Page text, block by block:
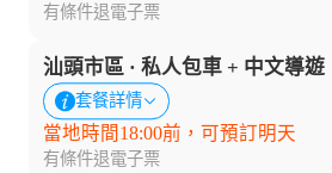
有條件退電子票
汕頭市區 · 私人包車 + 中文導遊
套餐詳情
當地時間18:00前，可預訂明天
有條件退電子票